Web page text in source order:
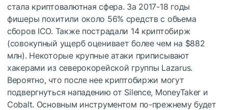
стала криптовалютная сфера. За 2017-18 годы
фишеры похитили около 56% средств с объема
сборов ICO. Также пострадали 14 криптобирж
(совокупный ущерб оценивает более чем на $882
млн). Некоторые крупные атаки приписывают
хакерами из северокорейской группы Lazarus.
Вероятно, что после нее криптобиржи могут
подвергнуться нападению от Silence, MoneyTaker и
Cobalt. Основным инструментом по-прежнему будет